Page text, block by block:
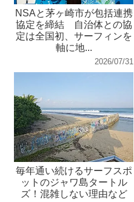
NSAと茅ヶ崎市が包括連携
協定を締結 自治体との協
定は全国初、サーフィンを
軸に地...
2026/07/31
毎年通い続けるサーフスポ
ットのジャワ島タートル
ズ！混雑しない理由など